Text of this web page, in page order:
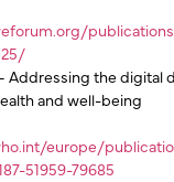
Addressing the digital
and well-being
europe/
51959-79685